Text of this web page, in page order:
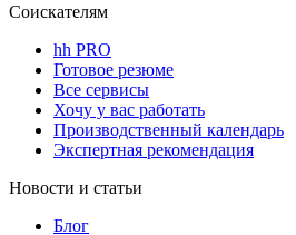
Соискателям
hh PRO
Готовое резюме
Все сервисы
Хочу у вас работать
Производственный календарь
Экспертная рекомендация
Новости и статьи
Блог